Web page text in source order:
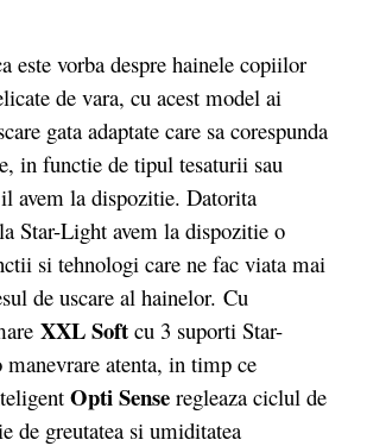
vorba despre hainele copiilor
de vara, cu acest model ai
gata adaptate care sa corespunda
in functie de tipul tesaturii sau
avem la dispozitie. Datorita
Star-Light avem la dispozitie o
si tehnologi care ne fac viata mai
de uscare al hainelor. Cu
XXL Soft cu 3 suporti Star-
atenta, in timp ce
Opti Sense regleaza ciclul de
de greutatea si umiditatea